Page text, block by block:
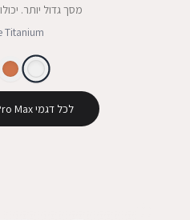
מסך גדול יותר.
Titanium
לכל דגמי iPhone 17 Pro Max